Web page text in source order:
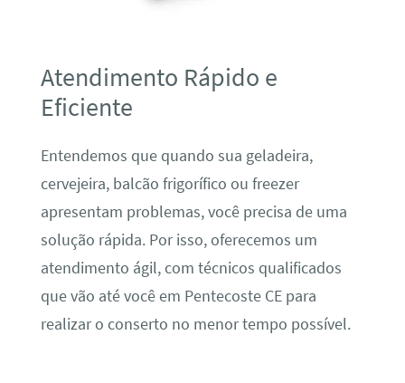
Atendimento Rápido e
Eficiente
Entendemos que quando sua geladeira,
cervejeira, balcão frigorífico ou freezer
apresentam problemas, você precisa de uma
solução rápida. Por isso, oferecemos um
atendimento ágil, com técnicos qualificados
que vão até você em Pentecoste CE para
realizar o conserto no menor tempo possível.